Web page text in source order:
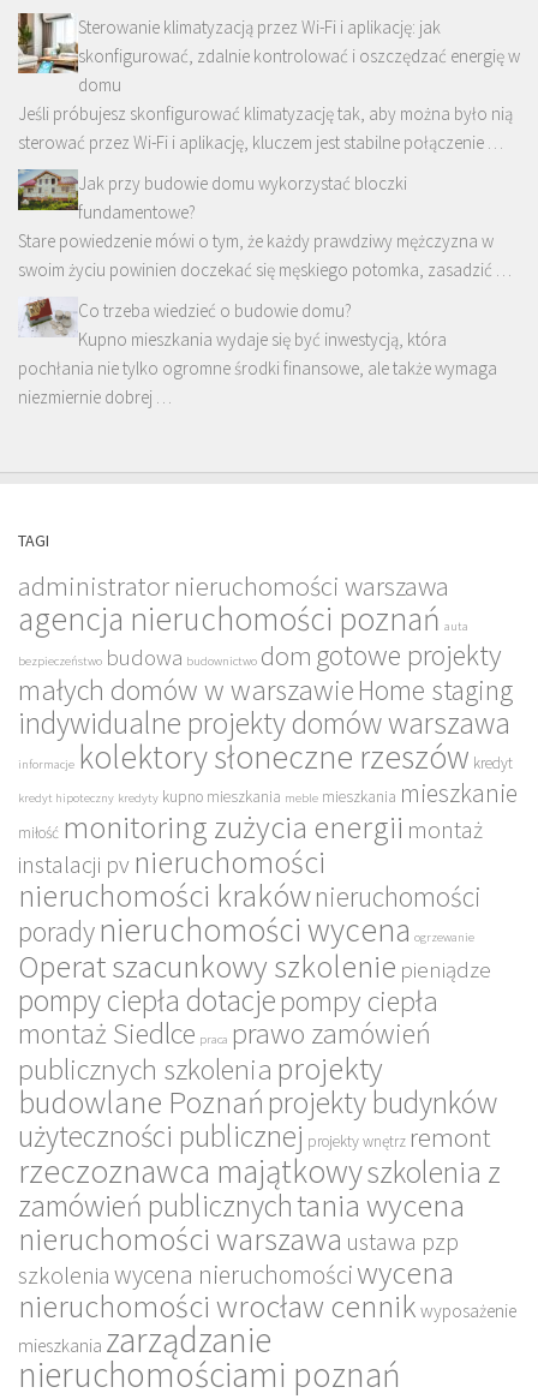
Sterowanie klimatyzacją przez Wi-Fi i aplikację: jak
skonfigurować, zdalnie kontrolować i oszczędzać energię w
domu
Jeśli próbujesz skonfigurować klimatyzację tak, aby można było nią
sterować przez Wi-Fi i aplikację, kluczem jest stabilne połączenie …
Jak przy budowie domu wykorzystać bloczki
fundamentowe?
Stare powiedzenie mówi o tym, że każdy prawdziwy mężczyzna w
swoim życiu powinien doczekać się męskiego potomka, zasadzić …
Co trzeba wiedzieć o budowie domu?
Kupno mieszkania wydaje się być inwestycją, która
pochłania nie tylko ogromne środki finansowe, ale także wymaga
niezmiernie dobrej …
TAGI
administrator nieruchomości warszawa
agencja nieruchomości poznań auta
bezpieczeństwo budowa budownictwo dom gotowe projekty
małych domów w warszawie Home staging
indywidualne projekty domów warszawa
informacje kolektory słoneczne rzeszów kredyt
kredyt hipoteczny kredyty kupno mieszkania meble mieszkania mieszkanie
miłość monitoring zużycia energii montaż
instalacji pv nieruchomości
nieruchomości krakównieruchomości
poradynieruchomości wycena ogrzewanie
Operat szacunkowy szkolenie pieniądze
pompy ciepła dotacjepompy ciepła
montaż Siedlce praca prawo zamówień
publicznych szkolenia projekty
budowlane Poznańprojekty budynków
użyteczności publicznej projekty wnętrz remont
rzeczoznawca majątkowyszkolenia z
zamówień publicznychtania wycena
nieruchomości warszawa ustawa pzp
szkolenia wycena nieruchomościwycena
nieruchomości wrocław cennik wyposażenie
mieszkania zarządzanie
nieruchomościami poznań